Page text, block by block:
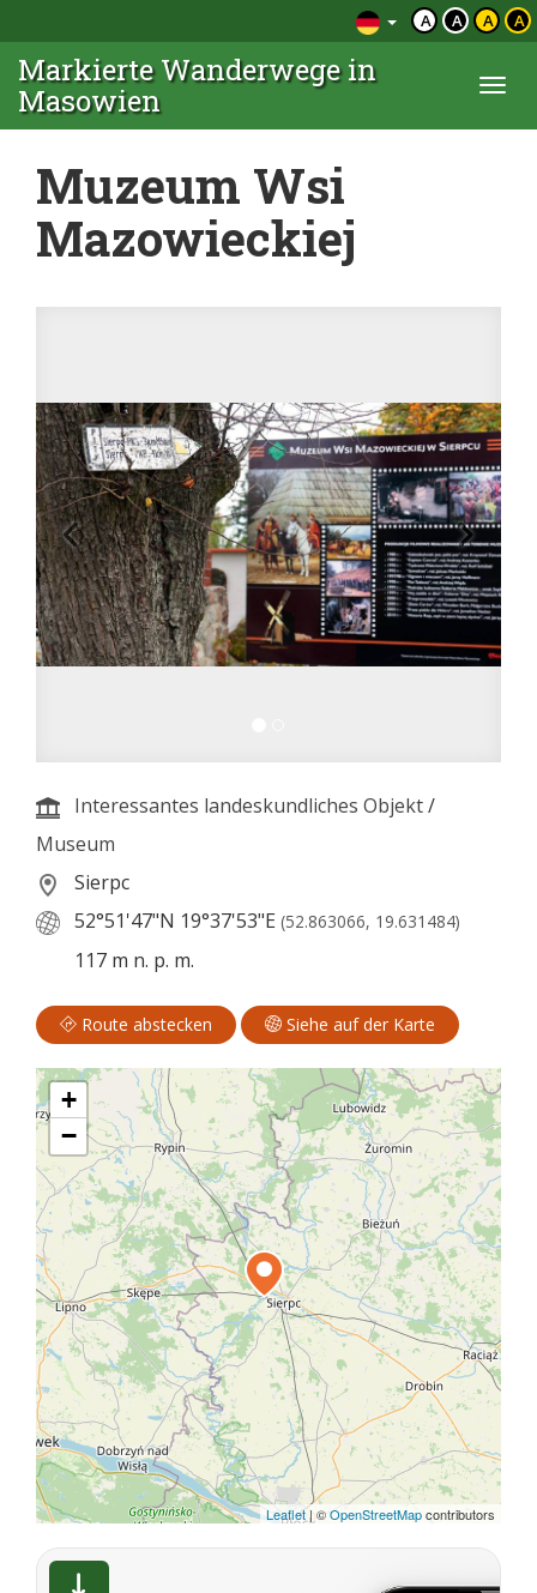
A A A A
Markierte Wanderwege in
Masowien
Muzeum Wsi
Mazowieckiej
Interessantes landeskundliches Objekt/
Museum
Sierpc
52°51'47"N 19°37'53"E (52.863066, 19.631484)
117 m n. p. m.
Route abstecken Siehe auf der Karte
+
−
Leaflet|©OpenStreetMapcontributors